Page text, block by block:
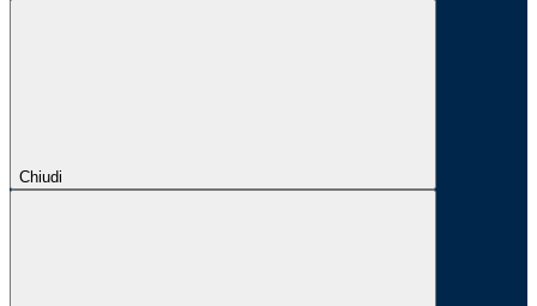
Chiudi